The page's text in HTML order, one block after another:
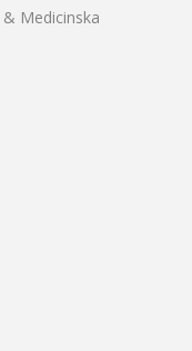
& Medicinska